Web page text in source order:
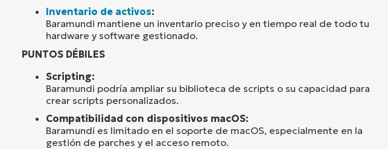
Inventario de activos:
Baramundi mantiene un inventario preciso y en tiempo real de todo tu
hardware y software gestionado.
PUNTOS DÉBILES
Scripting:
Baramundi podría ampliar su biblioteca de scripts o su capacidad para
crear scripts personalizados.
Compatibilidad con dispositivos macOS:
Baramundi es limitado en el soporte de macOS, especialmente en la
gestión de parches y el acceso remoto.